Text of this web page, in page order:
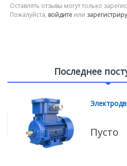
Оставлять отзывы могут только
Пожалуйста, войдите или
Последнее
Пусто